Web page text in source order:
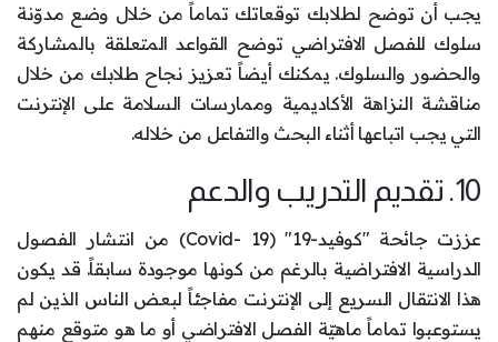
يجب أن توضح لطلابك توقعاتك تماماً من خلال وضع مدوّنة
سلوك للفصل الافتراضي توضح القواعد المتعلقة بالمشاركة
والحضور والسلوك. يمكنك أيضاً تعزيز نجاح طلابك من خلال
مناقشة النزاهة الأكاديمية وممارسات السلامة على الإنترنت
التي يجب اتباعها أثناء البحث والتفاعل من خلاله.
10. تقديم التدريب والدعم
عززت جائحة "كوفيد-19" (Covid- 19) من انتشار الفصول
الدراسية الافتراضية بالرغم من كونها موجودة سابقاً. قد يكون
هذا الانتقال السريع إلى الإنترنت مفاجئاً لبعض الناس الذين لم
يستوعبوا تماماً ماهيّة الفصل الافتراضي أو ما هو متوقع منهم